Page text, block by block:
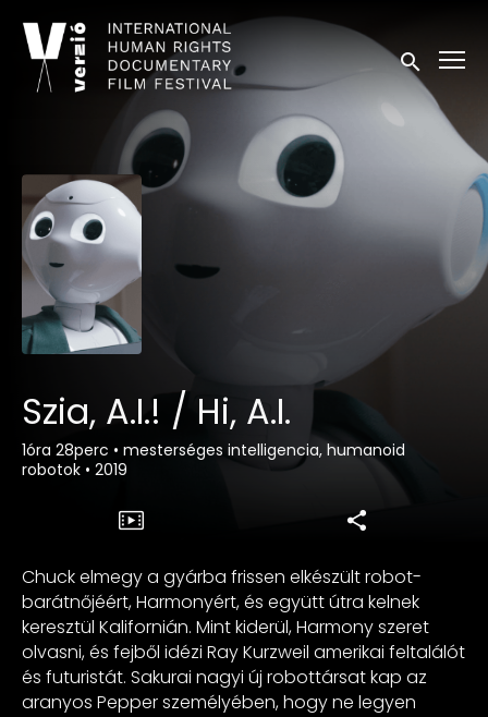
Kisegítő lehetőségek linkek
Keresés
Szia, A.I.! / Hi, A.I.
1óra 28perc • mesterséges intelligencia, humanoid
robotok • 2019
Chuck elmegy a gyárba frissen elkészült robot-
barátnőjéért, Harmonyért, és együtt útra kelnek
keresztül Kalifornián. Mint kiderül, Harmony szeret
olvasni, és fejből idézi Ray Kurzweil amerikai feltalálót
és futuristát. Sakurai nagyi új robottársat kap az
aranyos Pepper személyében, hogy ne legyen